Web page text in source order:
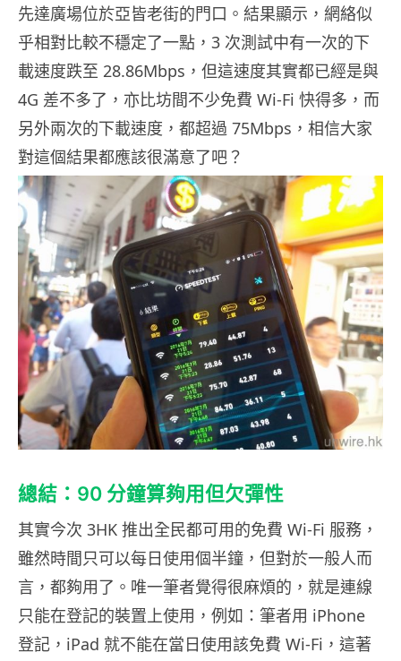
先達廣場位於亞皆老街的門口。結果顯示，網絡似
乎相對比較不穩定了一點，3 次測試中有一次的下
載速度跌至 28.86Mbps，但這速度其實都已經是與
4G 差不多了，亦比坊間不少免費 Wi-Fi 快得多，而
另外兩次的下載速度，都超過 75Mbps，相信大家
對這個結果都應該很滿意了吧？
總結：90 分鐘算夠用但欠彈性
其實今次 3HK 推出全民都可用的免費 Wi-Fi 服務，
雖然時間只可以每日使用個半鐘，但對於一般人而
言，都夠用了。唯一筆者覺得很麻煩的，就是連線
只能在登記的裝置上使用，例如：筆者用 iPhone
登記，iPad 就不能在當日使用該免費 Wi-Fi，這著